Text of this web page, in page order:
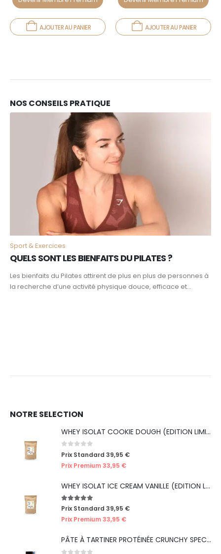
AJOUTER AU PANIER AJOUTER AU PANIER
NOS CONSEILS PRATIQUE
Sport & Exercices
QUELS SONT LES BIENFAITS DU PILATES ?
Les bienfaits du Pilates attirent de plus en plus de personnes à
la recherche d’une activité physique douce, efficace et...
NOTRE SELECTION
WHEY ISOLAT COOKIE DOUGH (EDITION LIMITÉE ICE CREAM)
0 out of 5
Prix Standard 39,95 €
Prix Premium33,95 €
WHEY ISOLAT ICE CREAM VANILLE (EDITION LIMITÉE ICE CREAM)
5.00out of 5
Prix Standard 39,95 €
Prix Premium33,95 €
PÂTE À TARTINER PROTÉINÉE CRUNCHY SPECULOOS